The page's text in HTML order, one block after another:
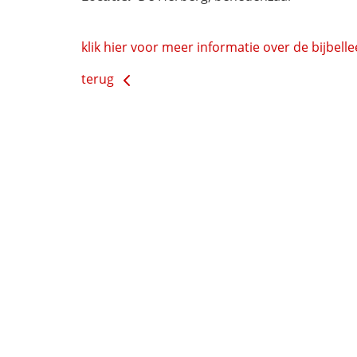
klik hier voor meer informatie over de
terug